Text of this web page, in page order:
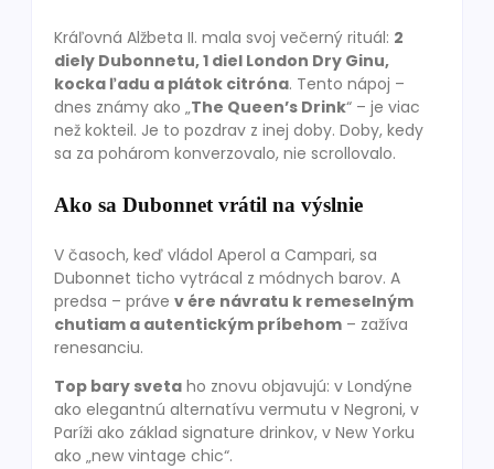
Kráľovná Alžbeta II. mala svoj večerný rituál: 2
diely Dubonnetu, 1 diel London Dry Ginu,
kocka ľadu a plátok citróna. Tento nápoj –
dnes známy ako „The Queen’s Drink“ – je viac
než kokteil. Je to pozdrav z inej doby. Doby, kedy
sa za pohárom konverzovalo, nie scrollovalo.
Ako sa Dubonnet vrátil na výslnie
V časoch, keď vládol Aperol a Campari, sa
Dubonnet ticho vytrácal z módnych barov. A
predsa – práve v ére návratu k remeselným
chutiam a autentickým príbehom – zažíva
renesanciu.
Top bary sveta ho znovu objavujú: v Londýne
ako elegantnú alternatívu vermutu v Negroni, v
Paríži ako základ signature drinkov, v New Yorku
ako „new vintage chic“.